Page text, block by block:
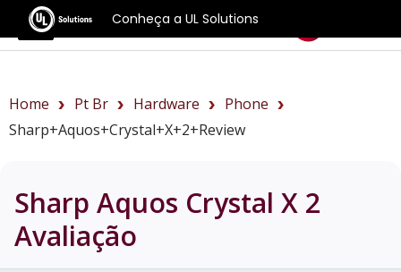
Conheça a UL Solutions
Benchmarks
Home Pt Br Hardware
Phone
Sharp+Aquos+Crystal+X+2+review
Sharp Aquos Crystal X 2
Avaliação